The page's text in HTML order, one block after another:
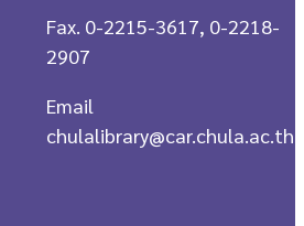
Fax. 0-2215-3617, 0-2218-
2907
Email
chulalibrary@car.chula.ac.th